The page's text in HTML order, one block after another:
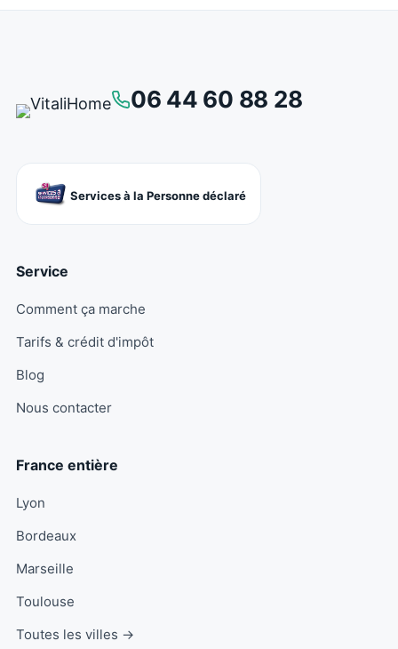
06 44 60 88 28
Services à la Personne déclaré
Service
Comment ça marche
Tarifs & crédit d'impôt
Blog
Nous contacter
France entière
Lyon
Bordeaux
Marseille
Toulouse
Toutes les villes →